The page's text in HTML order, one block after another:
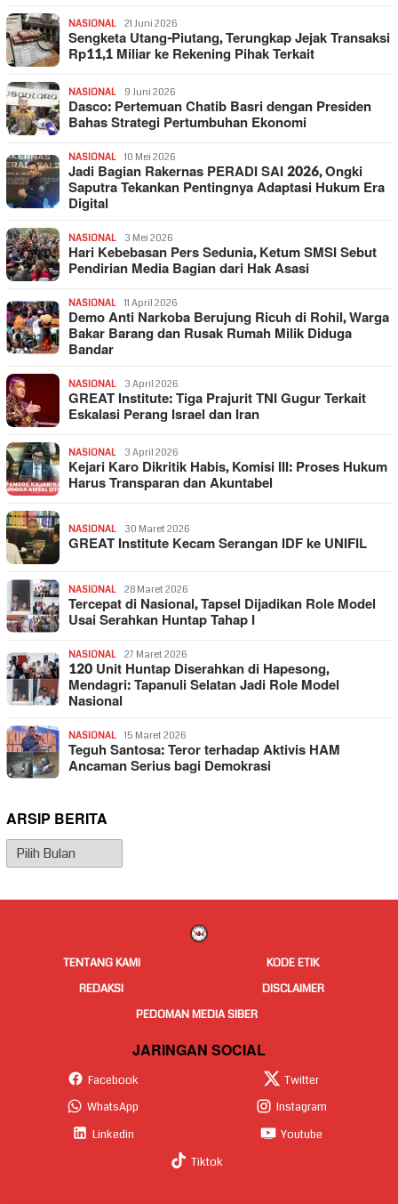
NASIONAL 21 Juni 2026
Sengketa Utang-Piutang, Terungkap Jejak Transaksi
Rp11,1 Miliar ke Rekening Pihak Terkait
NASIONAL 9 Juni 2026
Dasco: Pertemuan Chatib Basri dengan Presiden
Bahas Strategi Pertumbuhan Ekonomi
NASIONAL 10 Mei 2026
Jadi Bagian Rakernas PERADI SAI 2026, Ongki
Saputra Tekankan Pentingnya Adaptasi Hukum Era
Digital
NASIONAL 3 Mei 2026
Hari Kebebasan Pers Sedunia, Ketum SMSI Sebut
Pendirian Media Bagian dari Hak Asasi
NASIONAL 11 April 2026
Demo Anti Narkoba Berujung Ricuh di Rohil, Warga
Bakar Barang dan Rusak Rumah Milik Diduga
Bandar
NASIONAL 3 April 2026
GREAT Institute: Tiga Prajurit TNI Gugur Terkait
Eskalasi Perang Israel dan Iran
NASIONAL 3 April 2026
Kejari Karo Dikritik Habis, Komisi III: Proses Hukum
Harus Transparan dan Akuntabel
NASIONAL 30 Maret 2026
GREAT Institute Kecam Serangan IDF ke UNIFIL
NASIONAL 28 Maret 2026
Tercepat di Nasional, Tapsel Dijadikan Role Model
Usai Serahkan Huntap Tahap I
NASIONAL 27 Maret 2026
120 Unit Huntap Diserahkan di Hapesong,
Mendagri: Tapanuli Selatan Jadi Role Model
Nasional
NASIONAL 15 Maret 2026
Teguh Santosa: Teror terhadap Aktivis HAM
Ancaman Serius bagi Demokrasi
ARSIP BERITA
Arsip
Berita
TENTANG KAMI
KODE ETIK
REDAKSI
DISCLAIMER
PEDOMAN MEDIA SIBER
JARINGAN SOCIAL
Facebook
Twitter
WhatsApp
Instagram
Linkedin
Youtube
Tiktok